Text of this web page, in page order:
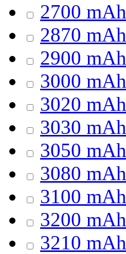
2700 mAh
2870 mAh
2900 mAh
3000 mAh
3020 mAh
3030 mAh
3050 mAh
3080 mAh
3100 mAh
3200 mAh
3210 mAh